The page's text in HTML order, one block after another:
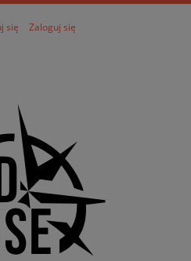
się Zaloguj się